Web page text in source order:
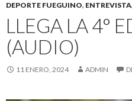
DEPORTE FUEGUINO, ENTREVISTA,
LLEGA LA 4°
(AUDIO)
11 ENERO, 2024 ADMIN